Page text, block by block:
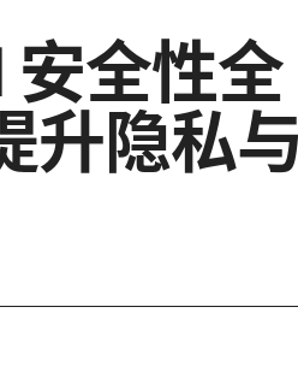
全性全
升隐私与